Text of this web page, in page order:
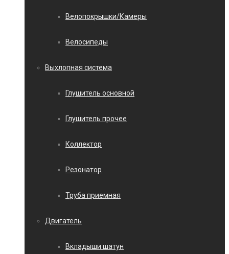
Велопокрышки/Камеры
Велосипеды
Выхлопная система
Глушитель основной
Глушитель прочее
Коллектор
Резонатор
Труба приемная
Двигатель
Вкладыши шатун